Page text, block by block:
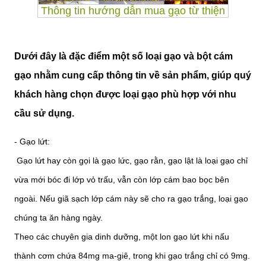
Thông tin hướng dẫn mua gạo từ thiện
Dưới đây là đặc điểm một số loại gạo và bột cám
gạo nhằm cung cấp thông tin về sản phẩm, giúp quý
khách hàng chọn được loại gạo phù hợp với nhu
cầu sử dụng.
- Gạo lứt:
Gạo lứt hay còn gọi là gạo lức, gạo rằn, gạo lật là loại gạo chỉ
vừa mới bóc đi lớp vỏ trấu, vẫn còn lớp cám bao bọc bên
ngoài. Nếu giã sạch lớp cám này sẽ cho ra gạo trắng, loại gạo
chúng ta ăn hàng ngày.
Theo các chuyên gia dinh dưỡng, một lon gạo lứt khi nấu
thành cơm chứa 84mg ma-giê, trong khi gạo trắng chỉ có 9mg.